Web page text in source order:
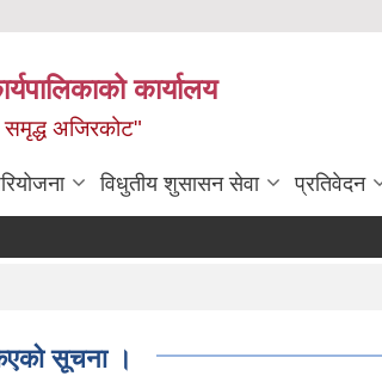
कार्यालय
समृद्ध अजिरकोट"
विधुतीय शुसासन सेवा प्रतिवेदन
सूचना ।